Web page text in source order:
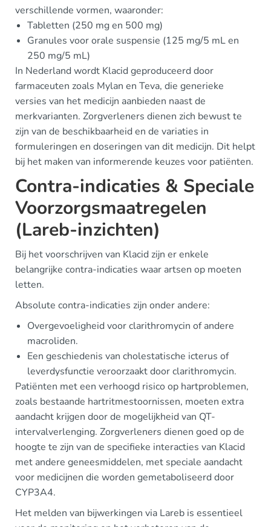
verschillende vormen, waaronder:
Tabletten (250 mg en 500 mg)
Granules voor orale suspensie (125 mg/5 mL en
250 mg/5 mL)
In Nederland wordt Klacid geproduceerd door
farmaceuten zoals Mylan en Teva, die generieke
versies van het medicijn aanbieden naast de
merkvarianten. Zorgverleners dienen zich bewust te
zijn van de beschikbaarheid en de variaties in
formuleringen en doseringen van dit medicijn. Dit helpt
bij het maken van informerende keuzes voor patiënten.
Contra-indicaties & Speciale
Voorzorgsmaatregelen
(Lareb-inzichten)
Bij het voorschrijven van Klacid zijn er enkele
belangrijke contra-indicaties waar artsen op moeten
letten.
Absolute contra-indicaties zijn onder andere:
Overgevoeligheid voor clarithromycin of andere
macroliden.
Een geschiedenis van cholestatische icterus of
leverdysfunctie veroorzaakt door clarithromycin.
Patiënten met een verhoogd risico op hartproblemen,
zoals bestaande hartritmestoornissen, moeten extra
aandacht krijgen door de mogelijkheid van QT-
intervalverlenging. Zorgverleners dienen goed op de
hoogte te zijn van de specifieke interacties van Klacid
met andere geneesmiddelen, met speciale aandacht
voor medicijnen die worden gemetaboliseerd door
CYP3A4.
Het melden van bijwerkingen via Lareb is essentieel